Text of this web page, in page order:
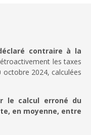
contraire à la
les taxes
octobre 2024, calculées
le calcul erroné du
en moyenne, entre